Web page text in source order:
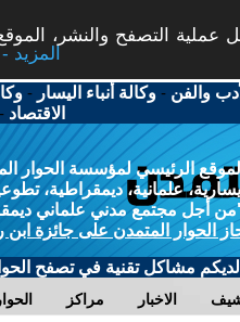
عملية التصفح والنشر،
More info - المزيد
والفن -وكالة أنباء اليسار -
الاقتصاد -
الرئيسي لمؤسسة الحوار
علمانية، ديمقراطية،
أجل مجتمع مدني علماني
الحوار المتمدن على جائزة ابن
لديكم مشاكل تقنية في تصفح
مراكز الاخبار